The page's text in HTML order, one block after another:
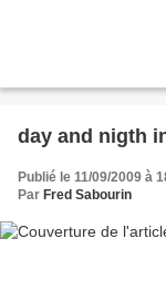
day and nigth
Publié le 11/09/2009 à
Par Fred Sabourin